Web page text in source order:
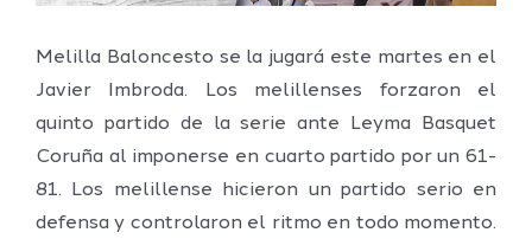
Melilla Baloncesto se la jugará este martes en el
Javier Imbroda. Los melillenses forzaron el
quinto partido de la serie ante Leyma Basquet
Coruña al imponerse en cuarto partido por un 61-
81. Los melillense hicieron un partido serio en
defensa y controlaron el ritmo en todo momento.